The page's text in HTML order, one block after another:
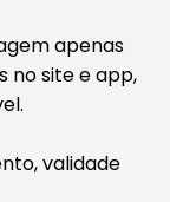
apenas
no site e app,
validade